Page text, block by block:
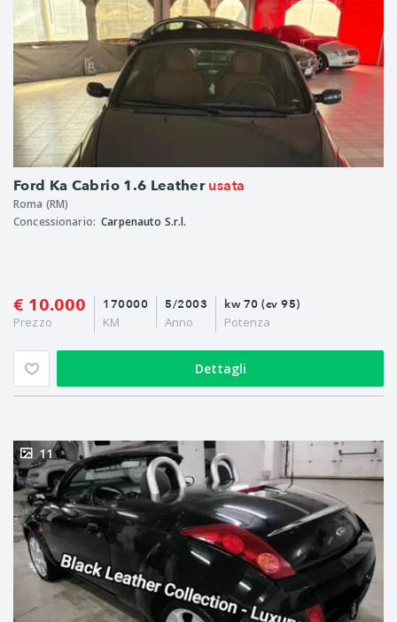
Ford Ka Cabrio 1.6 Leather usata
Roma (RM)
Concessionario: Carpenauto S.r.l.
€ 10.000
Prezzo
5/2003
Anno
170000
KM
kw 70 (cv 95)
Potenza
Dettagli
11